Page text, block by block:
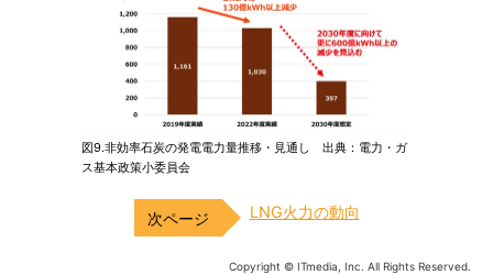
図9.非効率石炭の発電電力量推移・見通し 出典：電力・ガ
ス基本政策小委員会
LNG火力の動向
Copyright © ITmedia, Inc. All Rights Reserved.